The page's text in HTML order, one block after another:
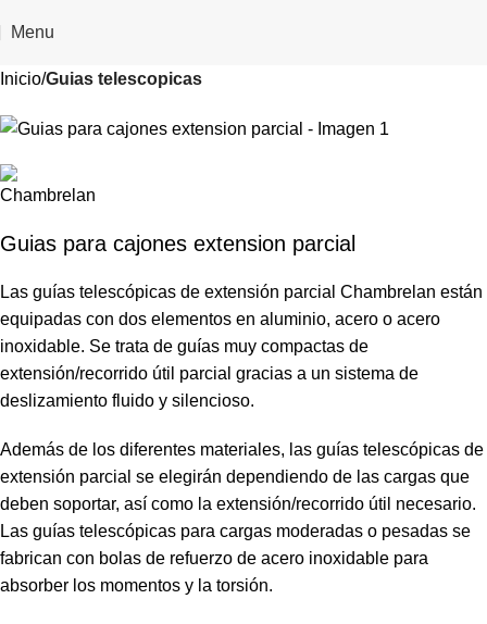
Menu
Inicio Guias telescopicas
Guias para cajones extension parcial
Las guías telescópicas de extensión parcial Chambrelan están
equipadas con dos elementos en aluminio, acero o acero
inoxidable. Se trata de guías muy compactas de
extensión/recorrido útil parcial gracias a un sistema de
deslizamiento fluido y silencioso.
Además de los diferentes materiales, las guías telescópicas de
extensión parcial se elegirán dependiendo de las cargas que
deben soportar, así como la extensión/recorrido útil necesario.
Las guías telescópicas para cargas moderadas o pesadas se
fabrican con bolas de refuerzo de acero inoxidable para
absorber los momentos y la torsión.